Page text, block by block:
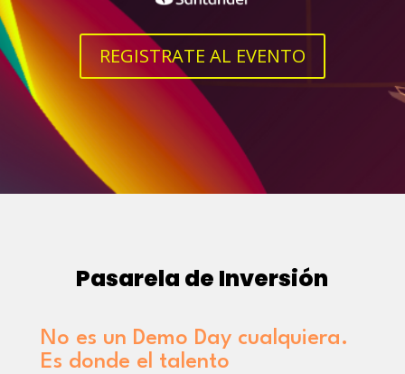
REGISTRATE AL EVENTO
Pasarela de Inversión
No es un Demo Day cualquiera.
Es donde el talento